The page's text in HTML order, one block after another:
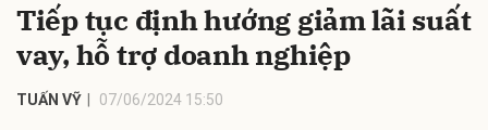
Tiếp tục định hướng giảm lãi suất
vay, hỗ trợ doanh nghiệp
TUẤN VỸ 07/06/2024 15:50